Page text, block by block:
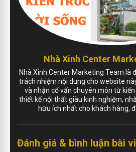
Nhà Xinh Center
Nhà Xinh Center Marketing Team là
trách nhiệm nội dung cho website
và nhận cố vấn chuyên môn từ
thiết kế nội thất giàu kinh nghiệm,
hữu ích nhất cho khách hàng,
Đánh giá & bình luận bài